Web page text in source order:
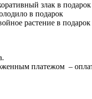
злак в подарок
в подарок
растение в подарок
платежом –